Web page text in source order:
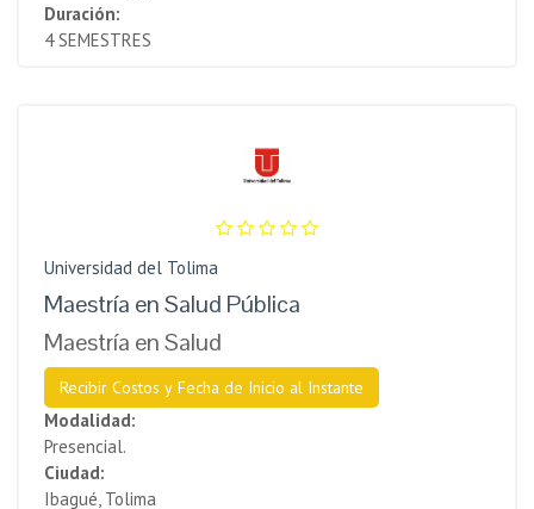
Duración:
4 SEMESTRES
Universidad del Tolima
Maestría en Salud Pública
Maestría en Salud
Recibir Costos y Fecha de Inicio al Instante
Modalidad:
Presencial.
Ciudad:
Ibagué, Tolima